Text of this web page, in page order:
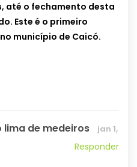
até o fechamento desta
Este é o primeiro
município de Caicó.
lima de medeiros
jan 1,
Responder